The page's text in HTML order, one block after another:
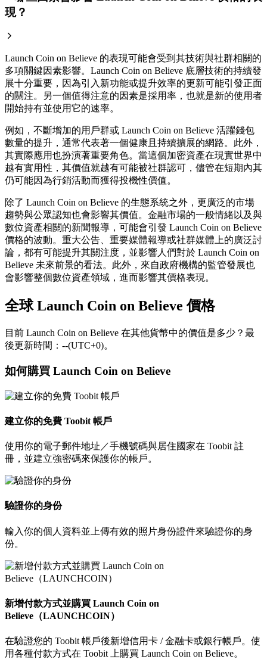
現？
Launch Coin on Believe 的表現可能會受到其技術與社群相關的
多項關鍵因素影響。Launch Coin on Believe 底層技術的持續發
展十分重要，因為引入新功能或提升效率的更新可能引發正面
的關注。另一個值得注意的因素是採用率，也就是新的使用者
開始持有並使用它的速率。
例如，不斷增加的用戶群或 Launch Coin on Believe 活躍錢包
數量的提升，通常代表著一個健康且持續擴展的網路。此外，
其實際應用也扮演著重要角色。當這個加密資產在現實世界中
越有實用性，其價值就越有可能被社群認可，儘管在短期內其
仍可能因為行銷活動而獲得投機性價值。
除了 Launch Coin on Believe 的生態系統之外，更廣泛的市場
趨勢與公眾認知也會影響其價值。金融市場的一般情緒以及與
數位資產相關的新聞報導，可能會引發 Launch Coin on Believe
價格的波動。重大公告、重要媒體報導或社群媒體上的廣泛討
論，都有可能提升其關注度，並影響人們對於 Launch Coin on
Believe 未來前景的看法。此外，來自政府機構的監管發展也
會影響整個數位資產領域，進而影響其價格表現。
全球 Launch Coin on Believe 價格
目前 Launch Coin on Believe 在其他貨幣中的價值是多少？最
後更新時間：--(UTC+0)。
如何購買 Launch Coin on Believe
建立你的免費 Toobit 帳戶
使用你的電子郵件地址／手機號碼與居住國家在 Toobit 註
冊，並建立強密碼來保護你的帳戶。
驗證你的身份
輸入你的個人資料並上傳有效的照片身份證件來驗證你的身
份。
新增付款方式並購買 Launch Coin on
Believe（LAUNCHCOIN）
在驗證您的 Toobit 帳戶後新增信用卡 / 金融卡或銀行帳戶。使
用各種付款方式在 Toobit 上購買 Launch Coin on Believe。